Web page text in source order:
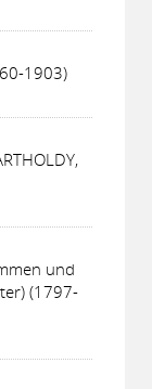
1903)
und
(1797-